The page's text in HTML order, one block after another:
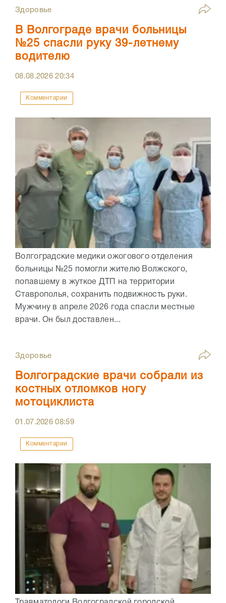
Здоровье
В Волгограде врачи больницы
№25 спасли руку 39-летнему
водителю
08.08.202620:34
Комментарии
Волгоградские медики ожогового отделения
больницы №25 помогли жителю Волжского,
попавшему в жуткое ДТП на территории
Ставрополья, сохранить подвижность руки.
Мужчину в апреле 2026 года спасли местные
врачи. Он был доставлен...
Здоровье
Волгоградские врачи собрали из
костных отломков ногу
мотоциклиста
01.07.202608:59
Комментарии